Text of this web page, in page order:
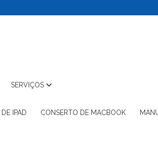
SERVIÇOS
DE IPAD CONSERTO DE MACBOOK